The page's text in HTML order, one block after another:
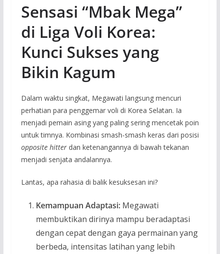
Sensasi “Mbak Mega”
di Liga Voli Korea:
Kunci Sukses yang
Bikin Kagum
Dalam waktu singkat, Megawati langsung mencuri
perhatian para penggemar voli di Korea Selatan. Ia
menjadi pemain asing yang paling sering mencetak poin
untuk timnya. Kombinasi smash-smash keras dari posisi
opposite hitterdan ketenangannya di bawah tekanan
menjadi senjata andalannya.
Lantas, apa rahasia di balik kesuksesan ini?
Kemampuan Adaptasi:Megawati
membuktikan dirinya mampu beradaptasi
dengan cepat dengan gaya permainan yang
berbeda, intensitas latihan yang lebih